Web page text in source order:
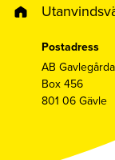
Postadress
AB
Box 456
801 06 Gävle